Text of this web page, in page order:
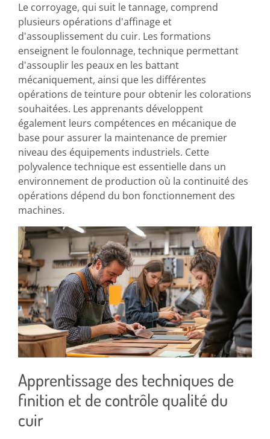
Le corroyage, qui suit le tannage, comprend
plusieurs opérations d'affinage et
d'assouplissement du cuir. Les formations
enseignent le foulonnage, technique permettant
d'assouplir les peaux en les battant
mécaniquement, ainsi que les différentes
opérations de teinture pour obtenir les colorations
souhaitées. Les apprenants développent
également leurs compétences en mécanique de
base pour assurer la maintenance de premier
niveau des équipements industriels. Cette
polyvalence technique est essentielle dans un
environnement de production où la continuité des
opérations dépend du bon fonctionnement des
machines.
Apprentissage des techniques de
finition et de contrôle qualité du
cuir